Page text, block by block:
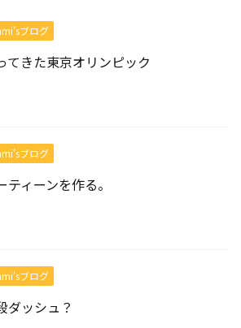
ブログ
てきた東京オリンピック
ブログ
ティーンを作る。
ブログ
ダッシュ？